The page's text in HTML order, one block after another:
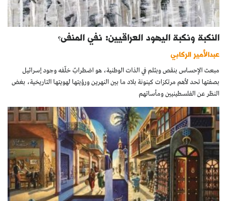
النكبة ونكبة اليهود العراقيين: نفي المنفى؟
عبدالأمير الركابي
مبعث الإحساس بنقص وبثلم في الذات الوطنية، هو اضطرابٌ خلّفه وجود إسرائيل
بصفتها تحد لأهم مرتكزات كينونة بلاد ما بين النهرين ورؤيتها لهويتها التاريخية، بغض
النظر عن الفلسطينيين ومأساتهم